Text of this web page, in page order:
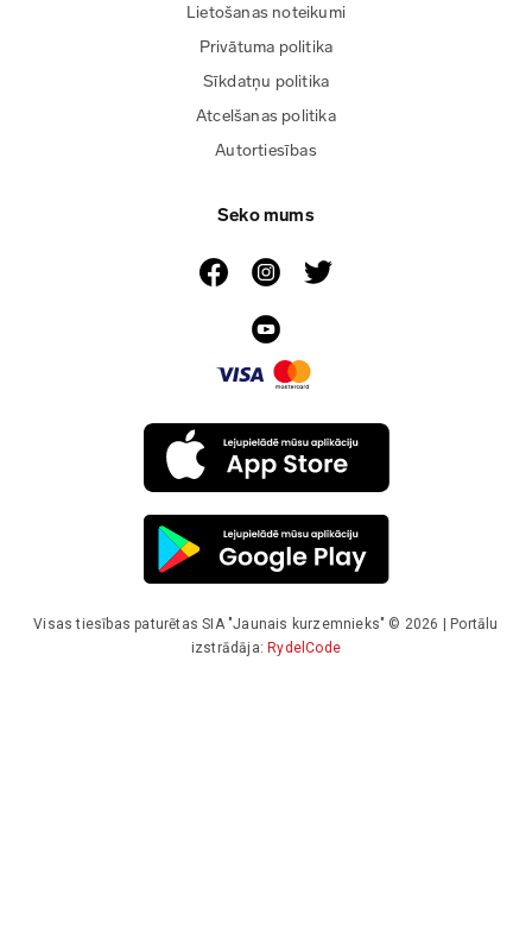
Lietošanas noteikumi
Privātuma politika
Sīkdatņu politika
Atcelšanas politika
Autortiesības
Seko mums
Visas tiesības paturētas SIA "Jaunais kurzemnieks" © 2026 | Portālu
izstrādāja: RydelCode